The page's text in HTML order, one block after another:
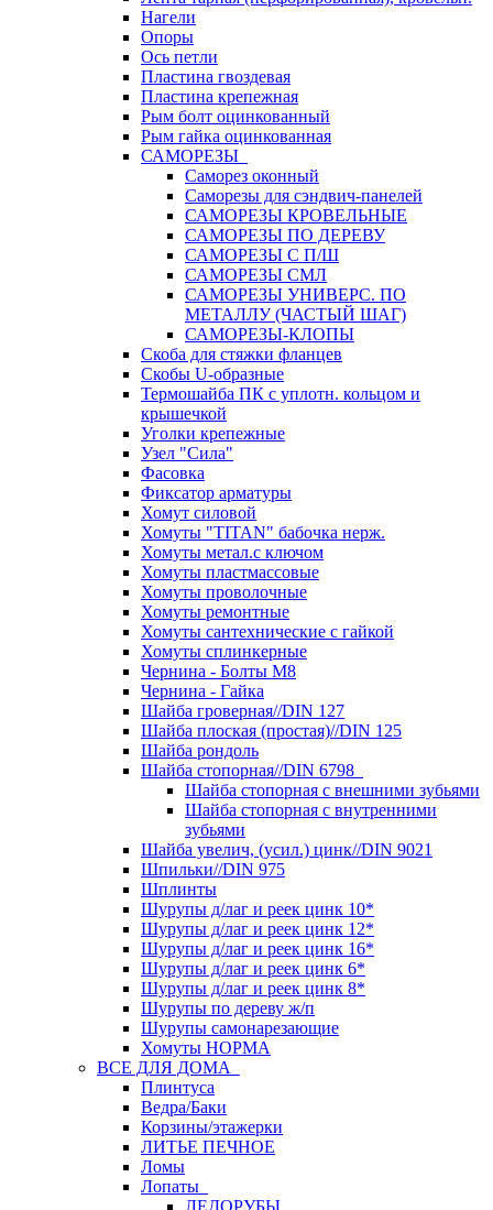
Нагели
Опоры
Ось петли
Пластина гвоздевая
Пластина крепежная
Рым болт оцинкованный
Рым гайка оцинкованная
САМОРЕЗЫ
Саморез оконный
Саморезы для сэндвич-панелей
САМОРЕЗЫ КРОВЕЛЬНЫЕ
САМОРЕЗЫ ПО ДЕРЕВУ
САМОРЕЗЫ С П/Ш
САМОРЕЗЫ СМЛ
САМОРЕЗЫ УНИВЕРС. ПО
МЕТАЛЛУ (ЧАСТЫЙ ШАГ)
САМОРЕЗЫ-КЛОПЫ
Скоба для стяжки фланцев
Скобы U-образные
Термошайба ПК с уплотн. кольцом и
крышечкой
Уголки крепежные
Узел "Сила"
Фасовка
Фиксатор арматуры
Хомут силовой
Хомуты "TITAN" бабочка нерж.
Хомуты метал.с ключом
Хомуты пластмассовые
Хомуты проволочные
Хомуты ремонтные
Хомуты сантехнические с гайкой
Хомуты сплинкерные
Чернина - Болты М8
Чернина - Гайка
Шайба гроверная//DIN 127
Шайба плоская (простая)//DIN 125
Шайба рондоль
Шайба стопорная//DIN 6798
Шайба стопорная с внешними зубьями
Шайба стопорная с внутренними
зубьями
Шайба увелич, (усил.) цинк//DIN 9021
Шпильки//DIN 975
Шплинты
Шурупы д/лаг и реек цинк 10*
Шурупы д/лаг и реек цинк 12*
Шурупы д/лаг и реек цинк 16*
Шурупы д/лаг и реек цинк 6*
Шурупы д/лаг и реек цинк 8*
Шурупы по дереву ж/п
Шурупы самонарезающие
Хомуты НОРМА
ВСЕ ДЛЯ ДОМА
Плинтуса
Ведра/Баки
Корзины/этажерки
ЛИТЬЕ ПЕЧНОЕ
Ломы
Лопаты
ЛЕДОРУБЫ